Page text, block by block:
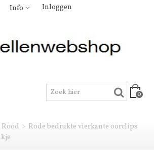
Info Inloggen
0
Rood > Rode bedrukte vierkante oorclips